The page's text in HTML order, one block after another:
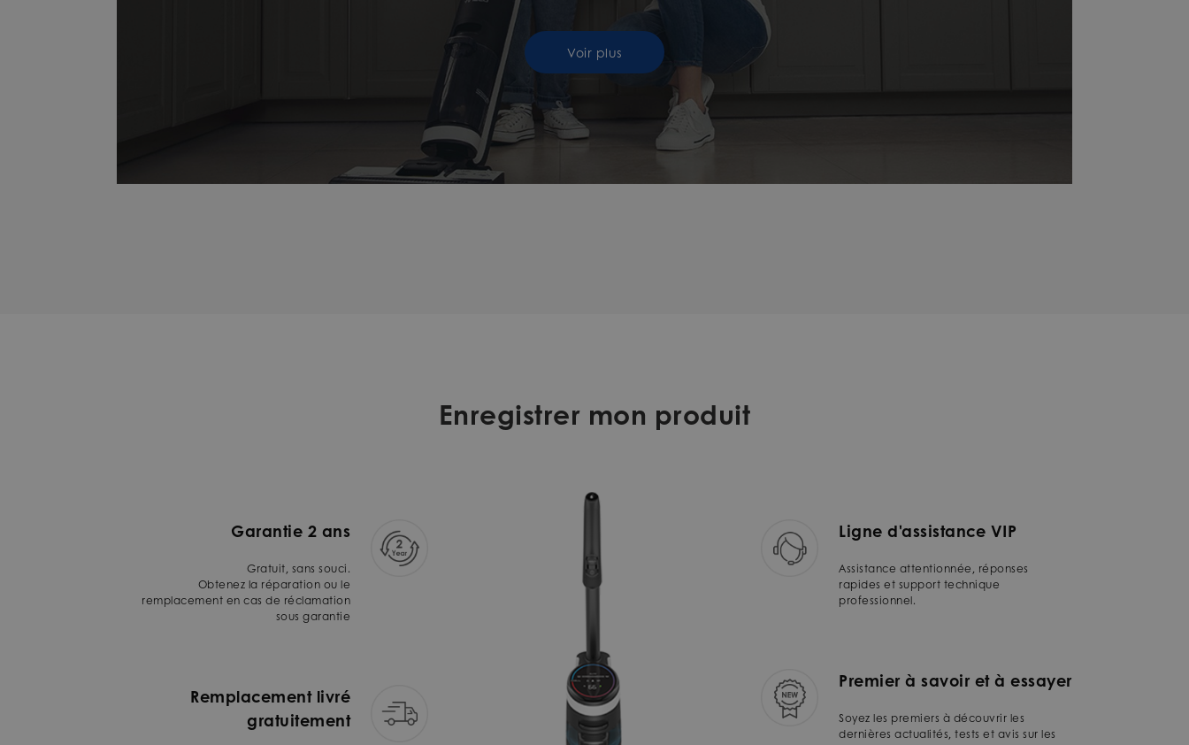
Voir plus
Enregistrer mon produit
Garantie 2 ans
Gratuit, sans souci.
Obtenez la réparation ou le
remplacement en cas de réclamation
sous garantie
Remplacement livré
gratuitement
Ligne d'assistance VIP
Assistance attentionnée, réponses
rapides et support technique
professionnel.
Premier à savoir et à essayer
Soyez les premiers à découvrir les
dernières actualités, tests et avis sur les